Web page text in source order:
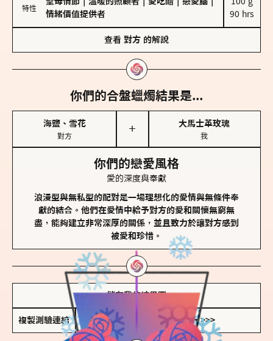
特性
情緒價值提供者
90 hrs
查看 對方 的解說
你們的合盤蠟燭結果是...
海鹽、雪花
對方
＋
大馬士革玫瑰
我
你們的戀愛風格
愛的深度與奉獻
浪漫型與無私型的配對是一場理想化的愛情與無條件奉
獻的結合。他們在愛情中給予對方的愛和關懷無窮無
盡，能夠建立非常深厚的關係，並且致力於讓對方感到
被愛和珍惜。
儲存我的結果圖
複製測驗連結 查看香氛類型全解析 >>>